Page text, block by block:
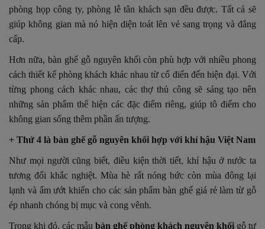
phòng họp công ty, phòng lễ tân khách sạn đều được. Tất cả sẽ
giúp không gian mà nó hiện diện toát lên vẻ sang trọng và đẳng
cấp.
Hơn nữa, bàn ghế gỗ nguyên khối còn phù hợp với nhiều phong
cách thiết kế phòng khách khác nhau từ cổ điển đến hiện đại. Với
từng phong cách khác nhau, các thợ thủ công sẽ sáng tạo nên
những sản phẩm thể hiện các đặc điểm riêng, giúp tô điểm cho
không gian sống thêm phần ấn tượng.
+ Thứ 4 là bàn ghế gỗ nguyên khối hợp với khí hậu Việt Nam
Như mọi người cũng biết, điều kiện thời tiết, khí hậu ở nước ta
tương đối khắc nghiệt. Mùa hè rất nóng bức còn mùa đông lại
lạnh và ẩm ướt khiến cho các sản phẩm bàn ghế giá rẻ làm từ gỗ
ép nhanh chóng bị mục và cong vênh.
Trong khi đó, các mẫu bàn ghế phòng khách nguyên khối gỗ tự